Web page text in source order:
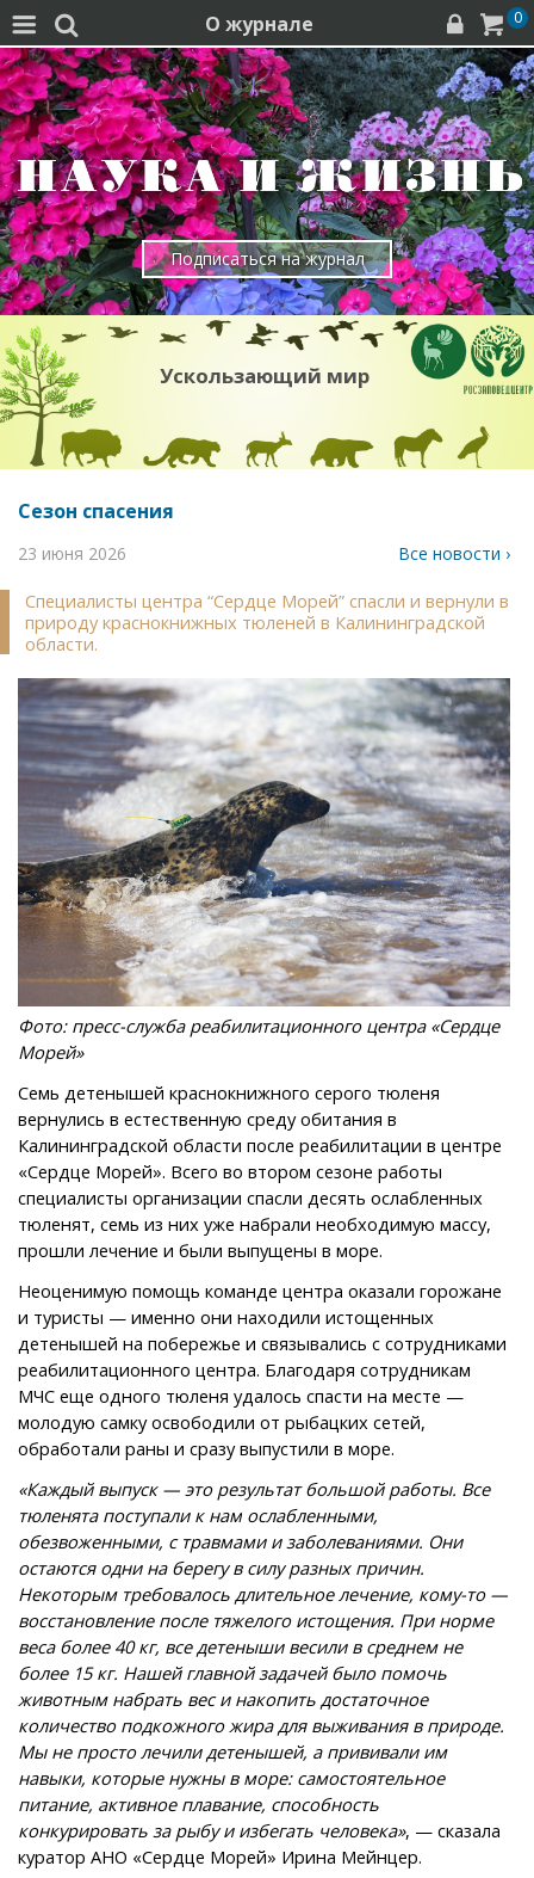
  О журнале   0
Подписаться на журнал
Ускользающий мир
Сезон спасения
23 июня 2026 Все новости ›
Специалисты центра “Сердце Морей” спасли и вернули в
природу краснокнижных тюленей в Калининградской
области.
Фото: пресс-служба реабилитационного центра «Сердце
Морей»
Семь детенышей краснокнижного серого тюленя
вернулись в естественную среду обитания в
Калининградской области после реабилитации в центре
«Сердце Морей». Всего во втором сезоне работы
специалисты организации спасли десять ослабленных
тюленят, семь из них уже набрали необходимую массу,
прошли лечение и были выпущены в море.
Неоценимую помощь команде центра оказали горожане
и туристы — именно они находили истощенных
детенышей на побережье и связывались с сотрудниками
реабилитационного центра. Благодаря сотрудникам
МЧС еще одного тюленя удалось спасти на месте —
молодую самку освободили от рыбацких сетей,
обработали раны и сразу выпустили в море.
«Каждый выпуск — это результат большой работы. Все
тюленята поступали к нам ослабленными,
обезвоженными, с травмами и заболеваниями. Они
остаются одни на берегу в силу разных причин.
Некоторым требовалось длительное лечение, кому-то —
восстановление после тяжелого истощения. При норме
веса более 40 кг, все детеныши весили в среднем не
более 15 кг. Нашей главной задачей было помочь
животным набрать вес и накопить достаточное
количество подкожного жира для выживания в природе.
Мы не просто лечили детенышей, а прививали им
навыки, которые нужны в море: самостоятельное
питание, активное плавание, способность
конкурировать за рыбу и избегать человека», — сказала
куратор АНО «Сердце Морей» Ирина Мейнцер.